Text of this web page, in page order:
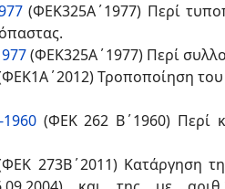
(ΦΕΚ325Α΄1977) Περί
(ΦΕΚ325Α΄1977) Περί
Τροποποίηση του
(ΦΕΚ 262 Β΄1960) Περί
273Β΄2011) Κατάργηση